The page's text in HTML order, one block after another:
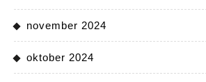
november 2024
oktober 2024